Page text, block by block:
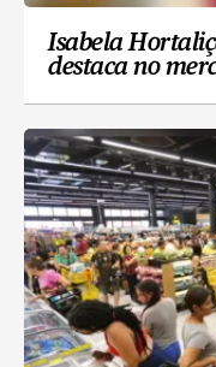
Isabela
destaca no